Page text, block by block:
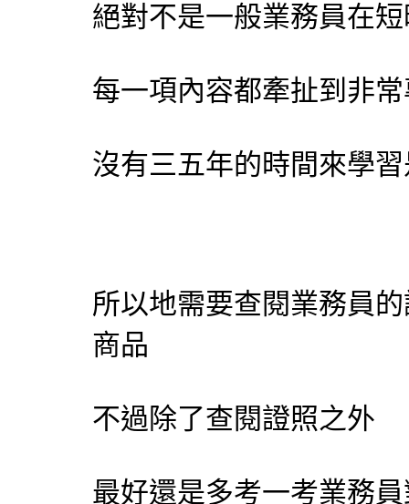
絕對不是一般業務員在
每一項內容都牽扯到非
沒有三五年的時間來學
所以地需要查閱業務員
商品
不過除了查閱證照之外
最好還是多考一考業務